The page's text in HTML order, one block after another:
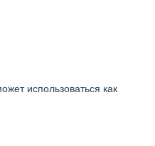
использоваться как